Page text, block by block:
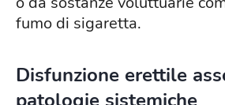
fumo di sigaretta.
Disfunzione erettile